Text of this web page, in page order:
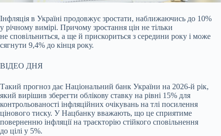
Інфляція в Україні продовжує зростати, наближаючись до 10%
у річному вимірі. Причому зростання цін не тільки
не сповільниться, а ще й прискориться з середини року і може
сягнути 9,4% до кінця року.
ВІДЕО ДНЯ
Такий прогноз дає Національний банк України на 2026-й рік,
який вирішив зберегти облікову ставку на рівні 15% для
контрольованості інфляційних очікувань на тлі посилення
цінового тиску. У Нацбанку вважають, що це сприятиме
поверненню інфляції на траєкторію стійкого сповільнення
до цілі у 5%.